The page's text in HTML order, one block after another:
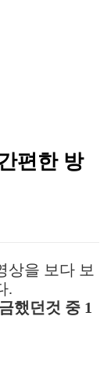
편한 방
상을 보다 보
.
했던것 중 1